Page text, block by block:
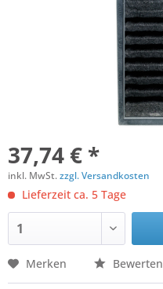
37,74 € *
inkl. MwSt.zzgl. Versandkosten
Lieferzeit ca. 5 Tage
Merken Bewerten